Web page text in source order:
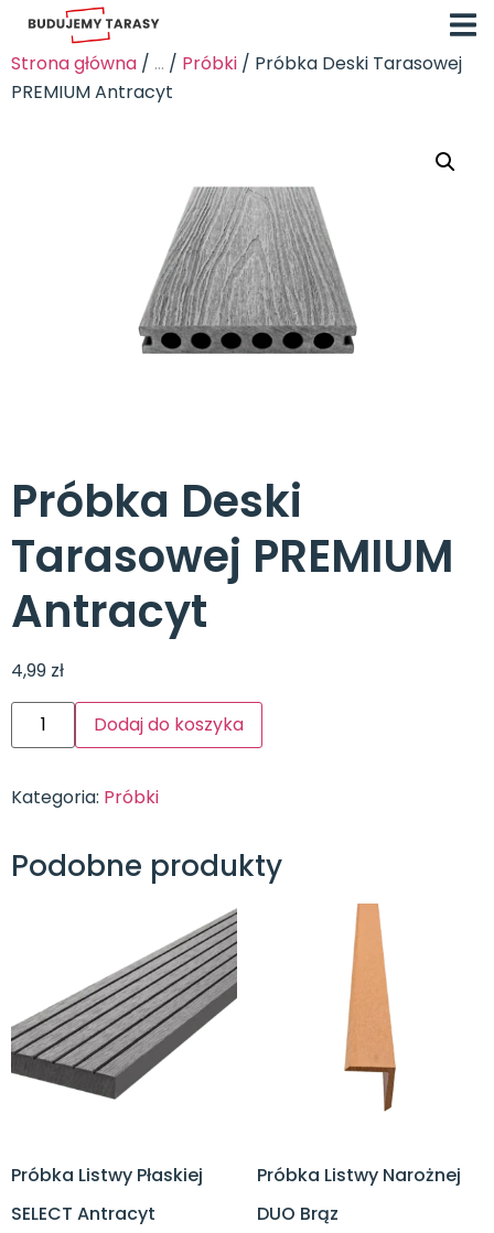
Strona główna / ... / Próbki / Próbka Deski Tarasowej
PREMIUM Antracyt
Próbka Deski
Tarasowej PREMIUM
Antracyt
4,99 zł
Dodaj do koszyka
Kategoria: Próbki
Podobne produkty
Próbka Listwy Płaskiej
SELECT Antracyt
Próbka Listwy Narożnej
DUO Brąz